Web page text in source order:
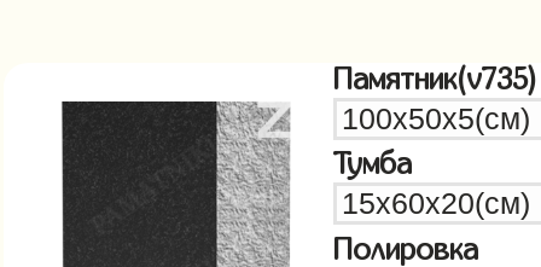
Памятник(v735)
Тумба
Полировка